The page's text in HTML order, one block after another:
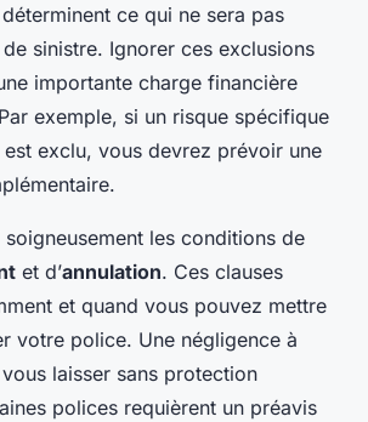
ce qui ne sera pas
sinistre. Ignorer ces exclusions
importante charge financière
exemple, si un risque spécifique
exclu, vous devrez prévoir une
soigneusement les conditions de
et d’annulation. Ces clauses
et quand vous pouvez mettre
votre police. Une négligence à
laisser sans protection
polices requièrent un préavis